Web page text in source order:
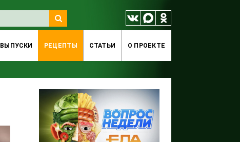
ВЫПУСКИ РЕЦЕПТЫ СТАТЬИ O ПРОЕКТЕ